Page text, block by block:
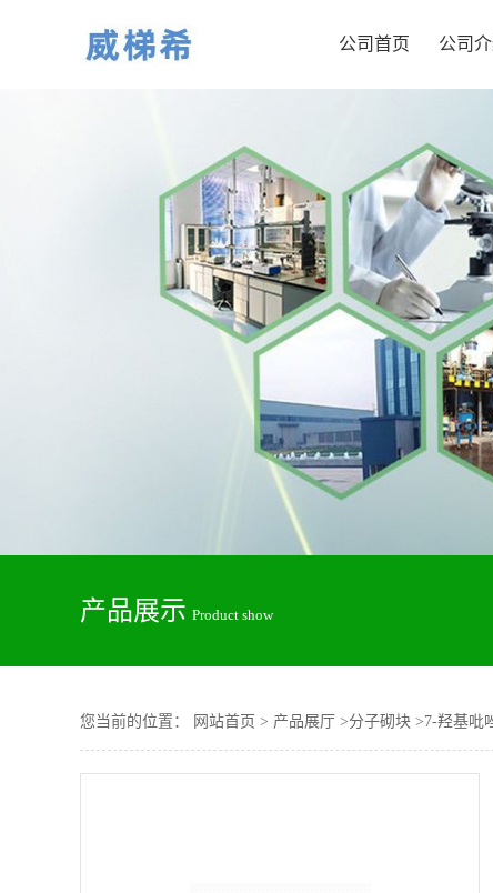
公司首页 公司
产品展示 Product show
您当前的位置： 网站首页 > 产品展厅 >分子砌块 >7-羟基吡